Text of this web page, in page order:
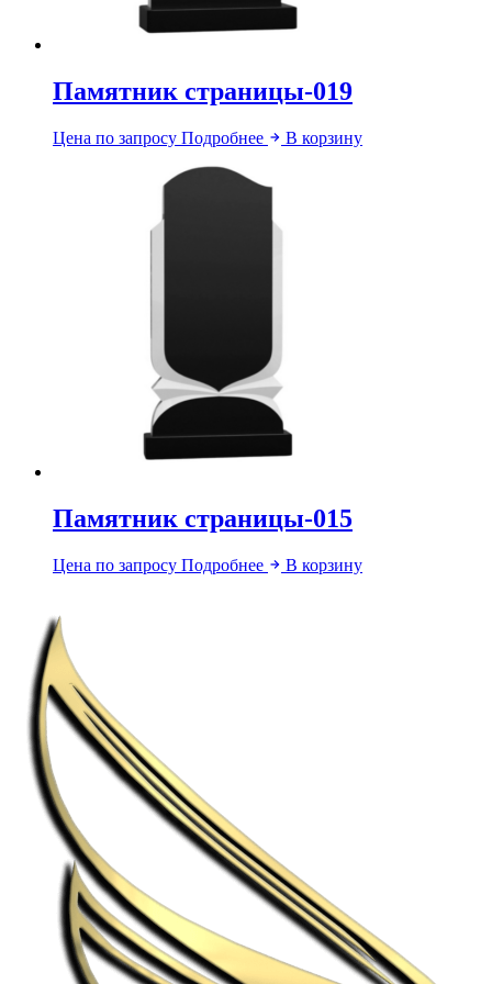
Памятник страницы-019
Цена по запросу Подробнее В корзину
Памятник страницы-015
Цена по запросу Подробнее В корзину